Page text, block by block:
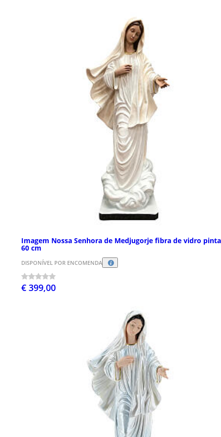
Imagem Nossa Senhora de Medjugorje fibra de vidro
60 cm
DISPONÍVEL POR ENCOMENDA
€ 399,00